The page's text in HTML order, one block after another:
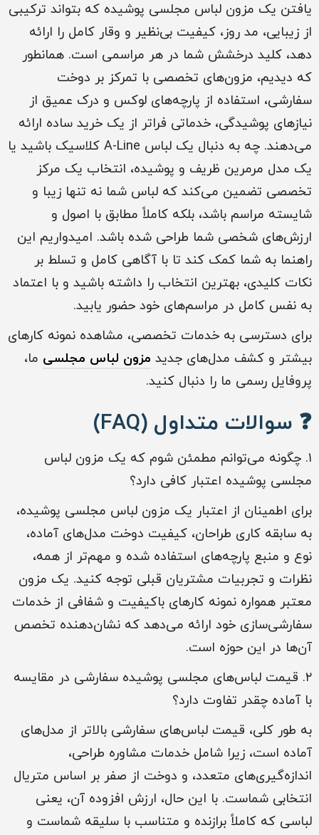
یافتن یک مزون لباس مجلسی پوشیده که بتواند ترکیبی
از زیبایی، مد روز، کیفیت بی‌نظیر و وقار کامل را ارائه
دهد، کلید درخشش شما در هر مراسمی است. همانطور
که دیدیم، مزون‌های تخصصی با تمرکز بر دوخت
سفارشی، استفاده از پارچه‌های لوکس و درک عمیق از
نیازهای پوشیدگی، خدماتی فراتر از یک خرید ساده ارائه
می‌دهند. چه به دنبال یک لباس A-Line کلاسیک باشید یا
یک مدل مرمرین ظریف و پوشیده، انتخاب یک مرکز
تخصصی تضمین می‌کند که لباس شما نه تنها زیبا و
شایسته مراسم باشد، بلکه کاملاً مطابق با اصول و
ارزش‌های شخصی شما طراحی شده باشد. امیدواریم این
راهنما به شما کمک کند تا با آگاهی کامل و تسلط بر
نکات کلیدی، بهترین انتخاب را داشته باشید و با اعتماد
به نفس کامل در مراسم‌های خود حضور یابید.
برای دسترسی به خدمات تخصصی، مشاهده نمونه‌ کارهای
بیشتر و کشف مدل‌های جدید مزون لباس مجلسی ما،
پروفایل رسمی ما را دنبال کنید.
❓ سوالات متداول (FAQ)
۱. چگونه می‌توانم مطمئن شوم که یک مزون لباس
مجلسی پوشیده اعتبار کافی دارد؟
برای اطمینان از اعتبار یک مزون لباس مجلسی پوشیده،
به سابقه کاری طراحان، کیفیت دوخت مدل‌های آماده،
نوع و منبع پارچه‌های استفاده شده و مهم‌تر از همه،
نظرات و تجربیات مشتریان قبلی توجه کنید. یک مزون
معتبر همواره نمونه کارهای باکیفیت و شفافی از خدمات
سفارشی‌سازی خود ارائه می‌دهد که نشان‌دهنده تخصص
آن‌ها در این حوزه است.
۲. قیمت لباس‌های مجلسی پوشیده سفارشی در مقایسه
با آماده چقدر تفاوت دارد؟
به طور کلی، قیمت لباس‌های سفارشی بالاتر از مدل‌های
آماده است، زیرا شامل خدمات مشاوره طراحی،
اندازه‌گیری‌های متعدد، و دوخت از صفر بر اساس متریال
انتخابی شماست. با این حال، ارزش افزوده آن، یعنی
لباسی که کاملاً برازنده و متناسب با سلیقه شماست و